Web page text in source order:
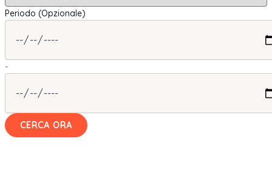
Periodo (Opzionale)
-
CERCA ORA